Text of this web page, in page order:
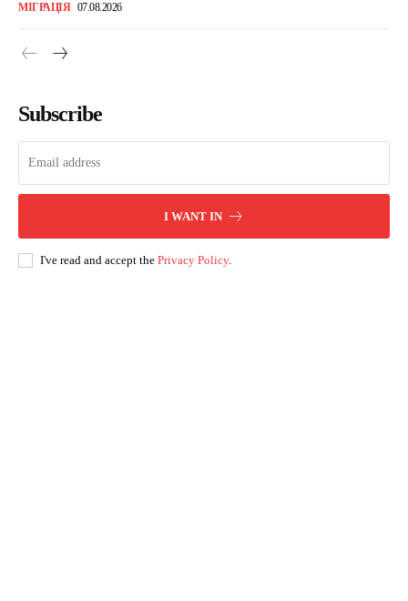
МІГРАЦІЯ 07.08.2026
Subscribe
I WANT IN
I've read and accept the Privacy Policy.